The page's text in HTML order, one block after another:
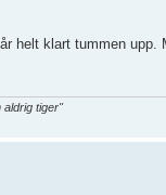
helt klart tummen
aldrig tiger"